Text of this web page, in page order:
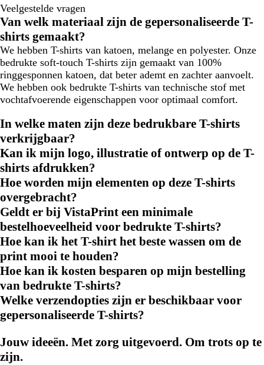
Veelgestelde vragen
Van welk materiaal zijn de gepersonaliseerde T-
shirts gemaakt?
We hebben T-shirts van katoen, melange en polyester. Onze
bedrukte soft-touch T-shirts zijn gemaakt van 100%
ringgesponnen katoen, dat beter ademt en zachter aanvoelt.
We hebben ook bedrukte T-shirts van technische stof met
vochtafvoerende eigenschappen voor optimaal comfort.
In welke maten zijn deze bedrukbare T-shirts
verkrijgbaar?
Kan ik mijn logo, illustratie of ontwerp op de T-
shirts afdrukken?
Hoe worden mijn elementen op deze T-shirts
overgebracht?
Geldt er bij VistaPrint een minimale
bestelhoeveelheid voor bedrukte T-shirts?
Hoe kan ik het T-shirt het beste wassen om de
print mooi te houden?
Hoe kan ik kosten besparen op mijn bestelling
van bedrukte T-shirts?
Welke verzendopties zijn er beschikbaar voor
gepersonaliseerde T-shirts?
Jouw ideeën. Met zorg uitgevoerd. Om trots op te
zijn.